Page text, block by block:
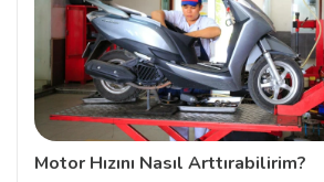
Motor Hızını Nasıl Arttırabilirim?